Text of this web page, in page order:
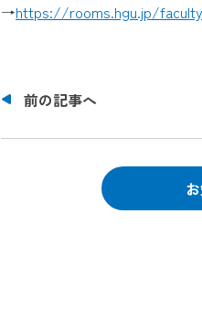
→https://rooms.hgu.jp/
前の記事へ